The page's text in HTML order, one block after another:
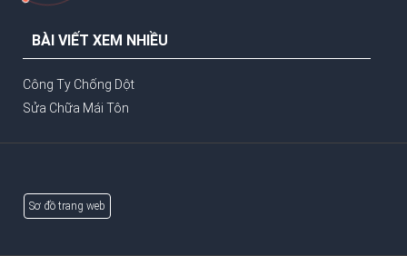
BÀI VIẾT XEM NHIỀU
Công Ty Chống Dột
Sửa Chữa Mái Tôn
Sơ đồ trang web